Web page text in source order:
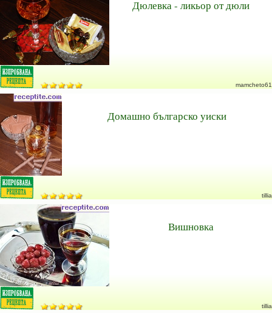
Дюлевка - ликьор от дюли
mamcheto61
Домашно българско уиски
tillia
Вишновка
tillia